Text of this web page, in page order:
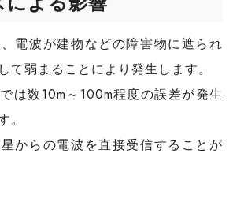
電波が建物などの障害物に遮られ
て弱まることにより発生します。
は数10m～100m程度の誤差が発生
からの電波を直接受信することが